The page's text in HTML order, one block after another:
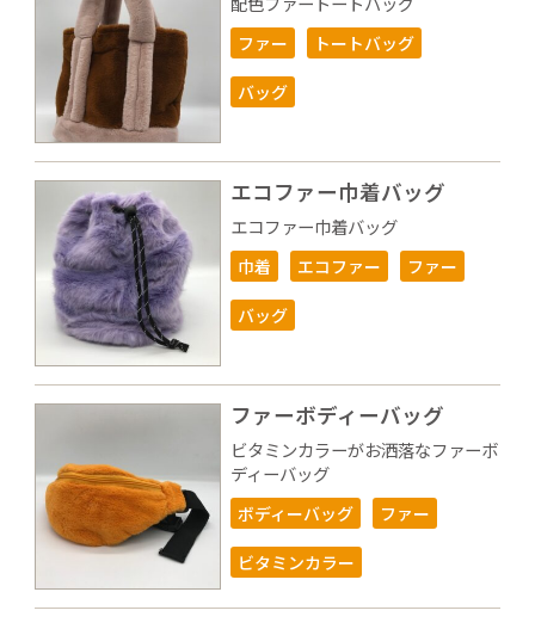
ファー トートバッグ
バッグ
エコファー巾着バッグ
エコファー巾着バッグ
巾着 エコファー ファー
バッグ
ファーボディーバッグ
ビタミンカラーがお洒落なファーボ
ディーバッグ
ボディーバッグ ファー
ビタミンカラー